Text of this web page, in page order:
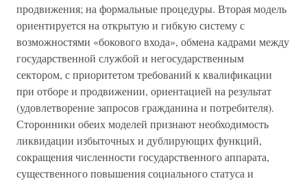
продвижения; на формальные процедуры. Вторая модель
ориентируется на открытую и гибкую систему с
возможностями «бокового входа», обмена кадрами между
государственной службой и негосударственным
сектором, с приоритетом требований к квалификации
при отборе и продвижении, ориентацией на результат
(удовлетворение запросов гражданина и потребителя).
Сторонники обеих моделей признают необходимость
ликвидации избыточных и дублирующих функций,
сокращения численности государственного аппарата,
существенного повышения социального статуса и